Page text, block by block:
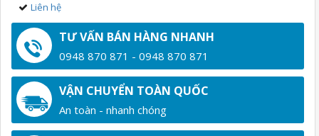
Liên hệ
TƯ VẤN BÁN HÀNG NHANH
0948 870 871 - 0948 870 871
VẬN CHUYỂN TOÀN QUỐC
An toàn - nhanh chóng